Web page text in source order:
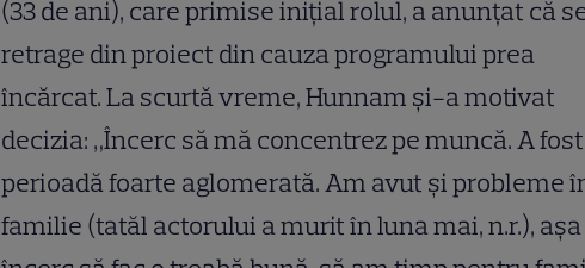
(33 de ani), care primise iniţial rolul, a anunţat că
retrage din proiect din cauza programului prea
încărcat. La scurtă vreme, Hunnam şi-a motivat
decizia: „Încerc să mă concentrez pe muncă. A
perioadă foarte aglomerată. Am avut şi probleme
familie (tatăl actorului a murit în luna mai, n.r.),